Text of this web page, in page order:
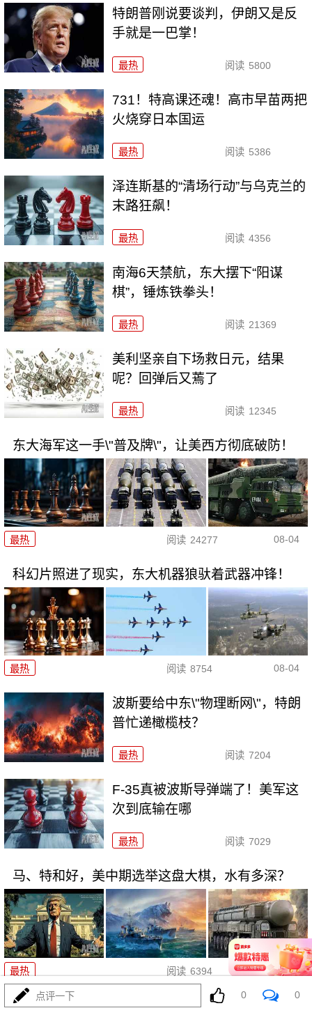
特朗普刚说要谈判，伊朗又是反
手就是一巴掌！
最热 阅读 5800
731！特高课还魂！高市早苗两把
火烧穿日本国运
最热 阅读 5386
泽连斯基的“清场行动”与乌克兰的
末路狂飙！
最热 阅读 4356
南海6天禁航，东大摆下“阳谋
棋”，锤炼铁拳头！
最热 阅读 21369
美利坚亲自下场救日元，结果
呢？回弹后又蔫了
最热 阅读 12345
东大海军这一手\"普及牌\"，让美西方彻底破防！
最热 阅读 24277 08-04
科幻片照进了现实，东大机器狼驮着武器冲锋！
最热 阅读 8754 08-04
波斯要给中东\"物理断网\"，特朗
普忙递橄榄枝？
最热 阅读 7204
F-35真被波斯导弹端了！美军这
次到底输在哪
最热 阅读 7029
马、特和好，美中期选举这盘大棋，水有多深？
最热 阅读 6394 08-04
特朗普对波斯下狠手，为何在黎
点评一下 0 0